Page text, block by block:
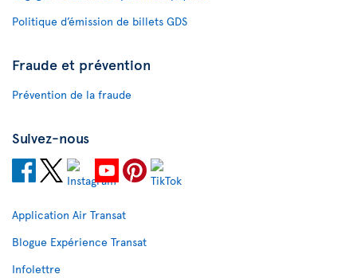
Politique d’émission de billets GDS
Fraude et prévention
Prévention de la fraude
Suivez-nous
Application Air Transat
Blogue Expérience Transat
Infolettre